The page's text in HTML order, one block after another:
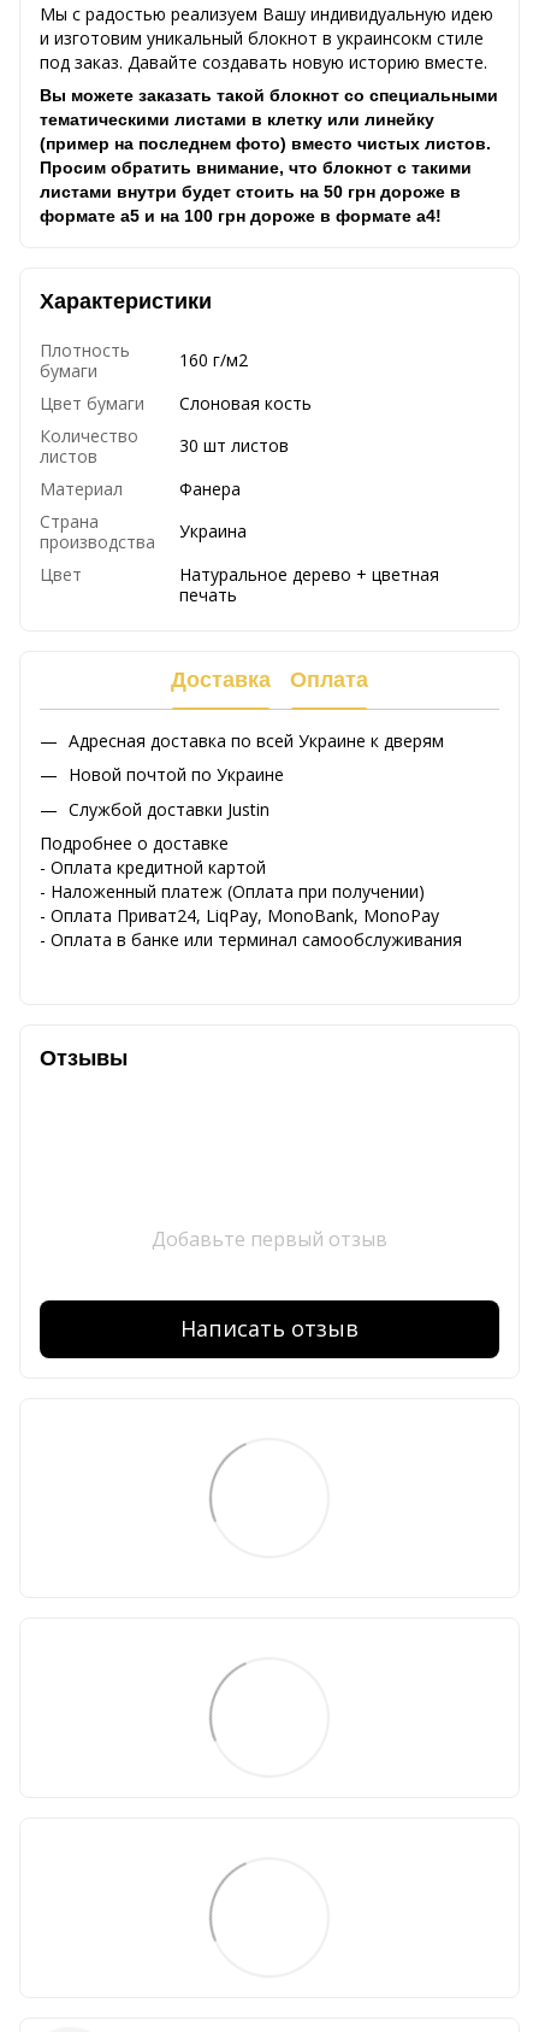
Мы с радостью реализуем Вашу индивидуальную идею
и изготовим уникальный блокнот в украинсокм стиле
под заказ. Давайте создавать новую историю вместе.
Вы можете заказать такой блокнот со специальными
тематическими листами в клетку или линейку
(пример на последнем фото) вместо чистых листов.
Просим обратить внимание, что блокнот с такими
листами внутри будет стоить на 50 грн дороже в
формате а5 и на 100 грн дороже в формате а4!
Характеристики
Плотность
бумаги
160 г/м2
Цвет бумаги
Слоновая кость
Количество
листов
30 шт листов
Материал
Фанера
Страна
производства
Украина
Цвет
Натуральное дерево + цветная
печать
Доставка Оплата
Адресная доставка по всей Украине к дверям
Новой почтой по Украине
Службой доставки Justin
Подробнее о доставке
- Оплата кредитной картой
- Наложенный платеж (Оплата при получении)
- Оплата Приват24, LiqPay, MonoBank, MonoPay
- Оплата в банке или терминал самообслуживания
Отзывы
Добавьте первый отзыв
Написать отзыв